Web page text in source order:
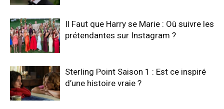
Il Faut que Harry se Marie : Où suivre les
prétendantes sur Instagram ?
Sterling Point Saison 1 : Est ce inspiré
d’une histoire vraie ?